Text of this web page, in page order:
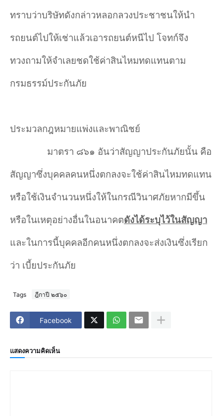
ทราบว่าบริษัทดังกล่าวหลอกลวงประชาชนให้นำ
รถยนต์ไปให้เช่าแล้วเอารถยนต์หนีไป โจทก์จึง
ทวงถามให้จำเลยชดใช้ค่าสินไหมทดแทนตาม
กรมธรรม์ประกันภัย
ประมวลกฎหมายแพ่งและพาณิชย์
มาตรา ๘๖๑ อันว่าสัญญาประกันภัยนั้น คือ
สัญญาซึ่งบุคคลคนหนึ่งตกลงจะใช้ค่าสินไหมทดแทน
หรือใช้เงินจำนวนหนึ่งให้ในกรณีวินาศภัยหากมีขึ้น
หรือในเหตุอย่างอื่นในอนาคตดังได้ระบุไว้ในสัญญา
และในการนี้บุคคลอีกคนหนึ่งตกลงจะส่งเงินซึ่งเรียก
ว่า เบี้ยประกันภัย
Tags ฎีกาปี ๒๕๖๐
Facebook
แสดงความคิดเห็น